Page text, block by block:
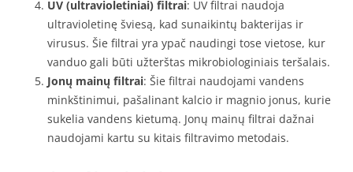
UV (ultravioletiniai) filtrai: UV filtrai naudoja
ultravioletinę šviesą, kad sunaikintų bakterijas ir
virusus. Šie filtrai yra ypač naudingi tose vietose, kur
vanduo gali būti užterštas mikrobiologiniais teršalais.
Jonų mainų filtrai: Šie filtrai naudojami vandens
minkštinimui, pašalinant kalcio ir magnio jonus, kurie
sukelia vandens kietumą. Jonų mainų filtrai dažnai
naudojami kartu su kitais filtravimo metodais.